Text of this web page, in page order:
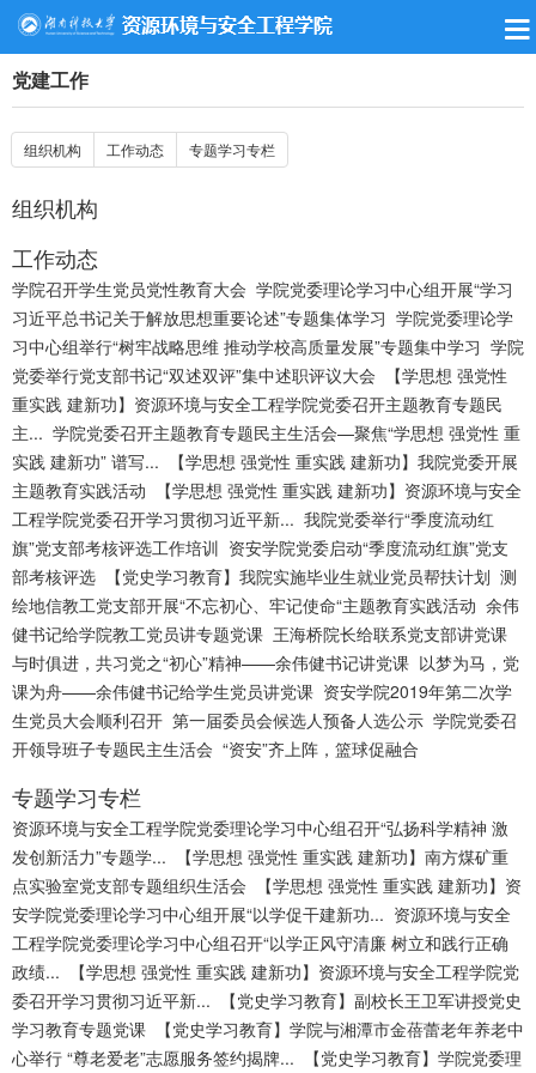
党建工作
组织机构 工作动态 专题学习专栏
组织机构
工作动态
学院召开学生党员党性教育大会 学院党委理论学习中心组开展“学习
习近平总书记关于解放思想重要论述”专题集体学习 学院党委理论学
习中心组举行“树牢战略思维 推动学校高质量发展”专题集中学习 学院
党委举行党支部书记“双述双评”集中述职评议大会
【学思想 强党性
重实践 建新功】资源环境与安全工程学院党委召开主题教育专题民
主... 学院党委召开主题教育专题民主生活会—聚焦“学思想 强党性 重
实践 建新功” 谱写...
【学思想 强党性 重实践 建新功】我院党委开展
主题教育实践活动
【学思想 强党性 重实践 建新功】资源环境与安全
工程学院党委召开学习贯彻习近平新... 我院党委举行“季度流动红
旗”党支部考核评选工作培训 资安学院党委启动“季度流动红旗”党支
部考核评选
【党史学习教育】我院实施毕业生就业党员帮扶计划 测
绘地信教工党支部开展“不忘初心、牢记使命“主题教育实践活动 余伟
健书记给学院教工党员讲专题党课 王海桥院长给联系党支部讲党课
与时俱进，共习党之“初心”精神——余伟健书记讲党课 以梦为马，党
课为舟——余伟健书记给学生党员讲党课 资安学院2019年第二次学
生党员大会顺利召开 第一届委员会候选人预备人选公示 学院党委召
开领导班子专题民主生活会 “资安”齐上阵，篮球促融合
专题学习专栏
资源环境与安全工程学院党委理论学习中心组召开“弘扬科学精神 激
发创新活力”专题学...
【学思想 强党性 重实践 建新功】南方煤矿重
点实验室党支部专题组织生活会
【学思想 强党性 重实践 建新功】资
安学院党委理论学习中心组开展“以学促干建新功... 资源环境与安全
工程学院党委理论学习中心组召开“以学正风守清廉 树立和践行正确
政绩...
【学思想 强党性 重实践 建新功】资源环境与安全工程学院党
委召开学习贯彻习近平新...
【党史学习教育】副校长王卫军讲授党史
学习教育专题党课
【党史学习教育】学院与湘潭市金蓓蕾老年养老中
心举行 “尊老爱老”志愿服务签约揭牌...
【党史学习教育】学院党委理